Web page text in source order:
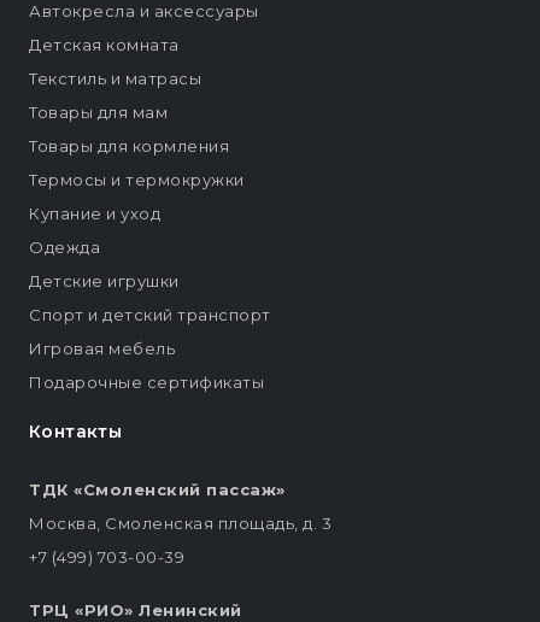
Контакты
ТДК «Смоленский пассаж»
Москва, Смоленская площадь, д. 3
+7 (499) 703-00-39
ТРЦ «РИО» Ленинский
Автокресла и аксессуары
Детская комната
Текстиль и матрасы
Товары для мам
Товары для кормления
Термосы и термокружки
Купание и уход
Одежда
Детские игрушки
Спорт и детский транспорт
Игровая мебель
Подарочные сертификаты